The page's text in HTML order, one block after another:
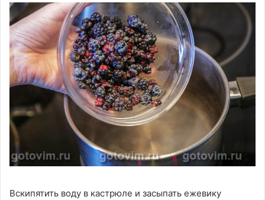
Вскипятить воду в кастрюле и засыпать ежевику